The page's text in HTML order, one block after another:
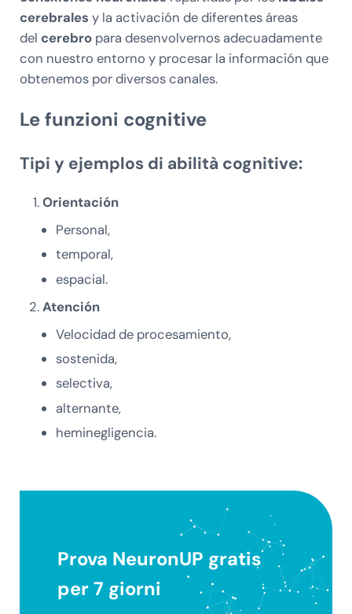
cerebrales y la activación de diferentes áreas
del cerebro para desenvolvernos adecuadamente
con nuestro entorno y procesar la información que
obtenemos por diversos canales.
Le funzioni cognitive
Tipi y ejemplos di abilità cognitive:
Orientación
Personal,
temporal,
espacial.
Atención
Velocidad de procesamiento,
sostenida,
selectiva,
alternante,
heminegligencia.
Prova NeuronUP gratis
per 7 giorni